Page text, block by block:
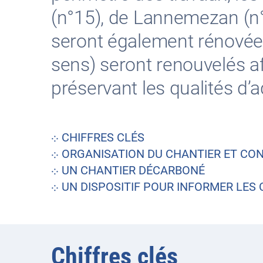
(n°15), de Lannemezan
seront également
sens) seront renouvelés
préservant les qualités
⁘ CHIFFRES CLÉS
⁘ ORGANISATION DU CHANTIER ET
⁘ UN CHANTIER DÉCARBONÉ
⁘ UN DISPOSITIF POUR INFORMER LES
Chiffres clés